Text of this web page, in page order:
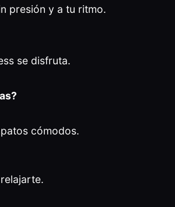
presión y a tu ritmo.
se disfruta.
cómodos.